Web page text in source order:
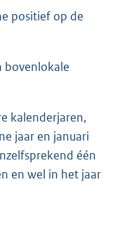
positief op de
bovenlokale
kalenderjaren,
jaar en januari
één
en wel in het jaar